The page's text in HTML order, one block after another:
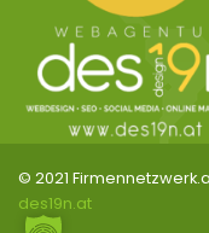
© 2021
des19n.at